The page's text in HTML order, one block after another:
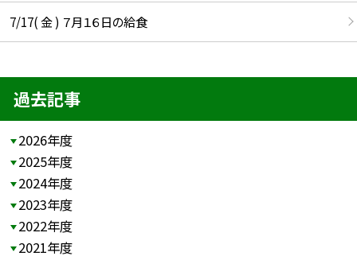
7/17( 金 ) ７月１６日の給食
過去記事
2026年度
2025年度
2024年度
2023年度
2022年度
2021年度